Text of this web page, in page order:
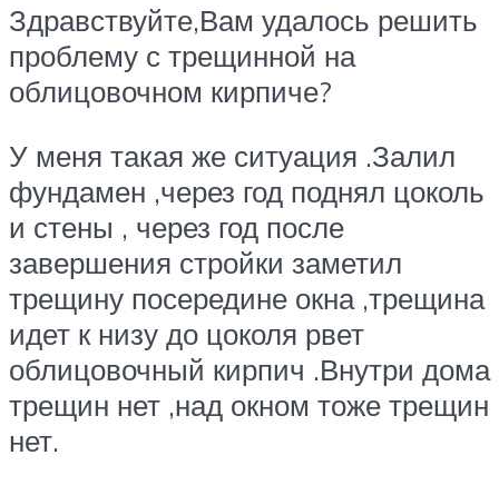
Здравствуйте,Вам удалось решить
проблему с трещинной на
облицовочном кирпиче?
У меня такая же ситуация .Залил
фундамен ,через год поднял цоколь
и стены , через год после
завершения стройки заметил
трещину посередине окна ,трещина
идет к низу до цоколя рвет
облицовочный кирпич .Внутри дома
трещин нет ,над окном тоже трещин
нет.